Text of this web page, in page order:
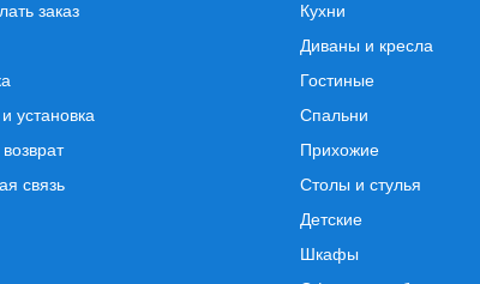
заказ
установка
связь
Кухни
Диваны и кресла
Гостиные
Спальни
Прихожие
Столы и стулья
Детские
Шкафы